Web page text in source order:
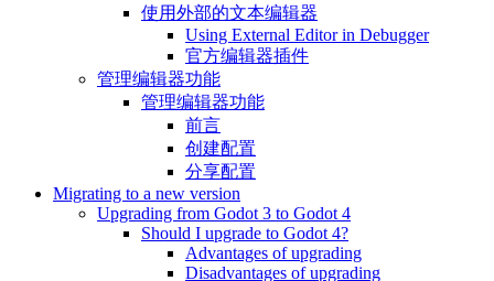
使用外部的文本编辑器
Using External Editor in Debugger
官方编辑器插件
管理编辑器功能
管理编辑器功能
前言
创建配置
分享配置
Migrating to a new version
Upgrading from Godot 3 to Godot 4
Should I upgrade to Godot 4?
Advantages of upgrading
Disadvantages of upgrading